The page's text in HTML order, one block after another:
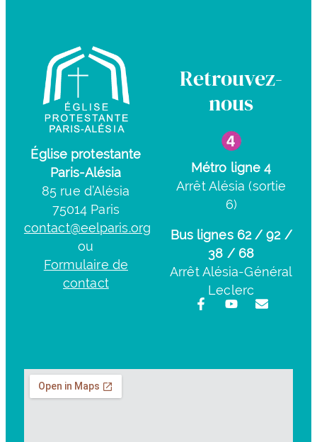
Église protestante
Paris-Alésia
85 rue d’Alésia
75014 Paris
contact@eelparis.org
ou
Formulaire de
contact
Retrouvez-
nous
Métro ligne 4
Arrêt Alésia (sortie
6)
Bus lignes 62 / 92 /
38 / 68
Arrêt Alésia-Général
Leclerc